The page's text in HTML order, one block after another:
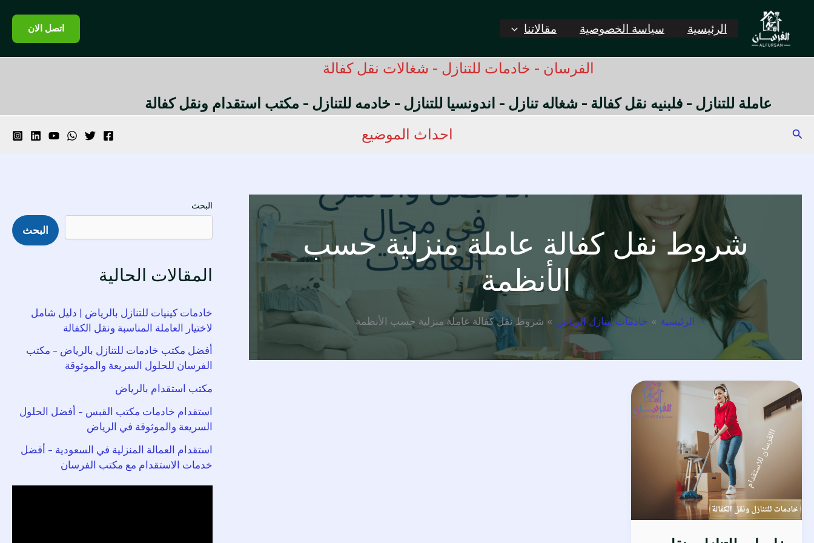
المحتوى
الرئيسية سياسة الخصوصية مقالاتنا اتصل الان
الفرسان - خادمات للتنازل - شغالات نقل كفالة
عاملة للتنازل - فلبنيه نقل كفالة - شغاله تنازل - اندونسيا للتنازل - خادمه للتنازل - مكتب استقدام ونقل كفالة
البحث احداث الموضيع
شروط نقل كفالة عاملة منزلية حسب
الأنظمة
الرئيسية خادمات لتنازل الرياض شروط نقل كفالة عاملة منزلية حسب الأنظمة
للتنازل
ونقل
الكفالة
مضمونة
من
مكتب
البحث
البحث
المقالات الحالية
خادمات كينيات للتنازل بالرياض | دليل شامل
لاختيار العاملة المناسبة ونقل الكفالة
أفضل مكتب خادمات للتنازل بالرياض – مكتب
الفرسان للحلول السريعة والموثوقة
مكتب استقدام بالرياض
استقدام خادمات مكتب القبس – أفضل الحلول
السريعة والموثوقة في الرياض
استقدام العمالة المنزلية في السعودية – أفضل
خدمات الاستقدام مع مكتب الفرسان